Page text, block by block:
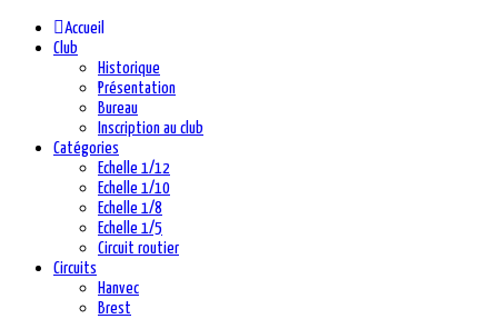
Accueil
Club
Historique
Présentation
Bureau
Inscription au club
Catégories
Echelle 1/12
Echelle 1/10
Echelle 1/8
Echelle 1/5
Circuit routier
Circuits
Hanvec
Brest
précédente
précédent
suivante
suivant